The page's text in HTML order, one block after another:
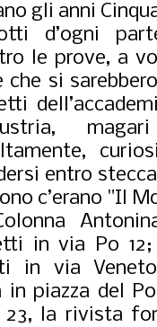
gli anni
d’ogni
le prove, a
che si
entro
c’erano "Il
in via Po
in via
in piazza del
23, la rivista
ABC
fascicoli